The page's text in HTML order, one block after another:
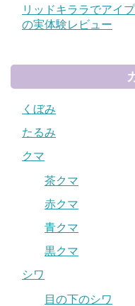
リッドキララでアイ
の実体験レビュー
くぼみ
たるみ
クマ
茶クマ
赤クマ
青クマ
黒クマ
シワ
目の下のシワ